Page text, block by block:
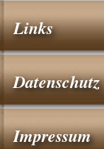
Links
Datenschutz
Impressum